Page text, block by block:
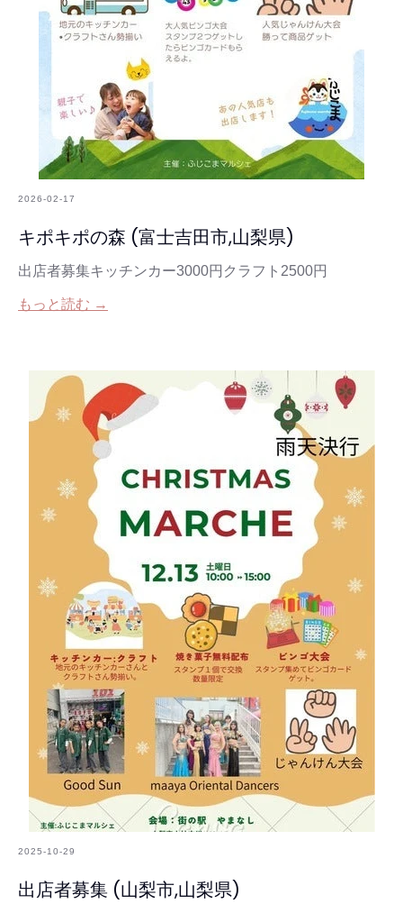
2026-02-17
キポキポの森 (富士吉田市,山梨県)
出店者募集キッチンカー3000円クラフト2500円
もっと読む →
2025-10-29
出店者募集 (山梨市,山梨県)